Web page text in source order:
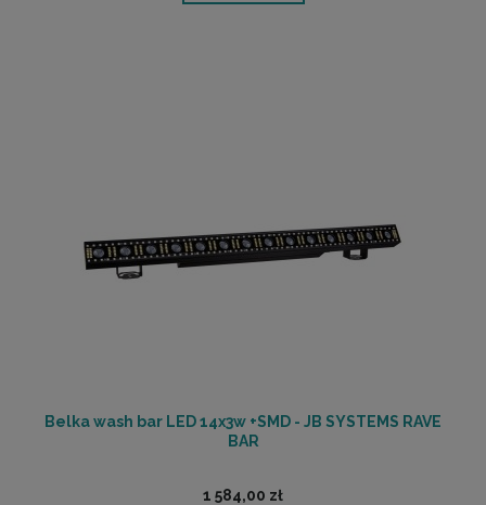
Belka wash bar LED 14x3w +SMD - JB SYSTEMS RAVE
BAR
1 584,00 zł